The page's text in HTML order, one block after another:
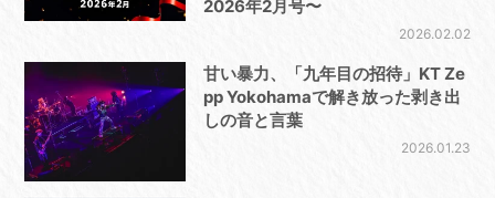
2026年2月号〜
2026.02.02
甘い暴力、「九年目の招待」KT Ze
pp Yokohamaで解き放った剥き出
しの音と言葉
2026.01.23